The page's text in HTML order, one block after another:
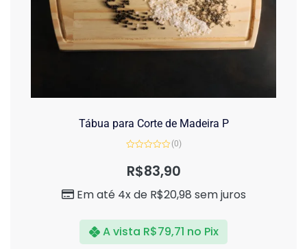
Tábua para Corte de Madeira P
de
(0)
R$83,90
Em até 4x de R$20,98 sem juros
A vista R$79,71 no Pix